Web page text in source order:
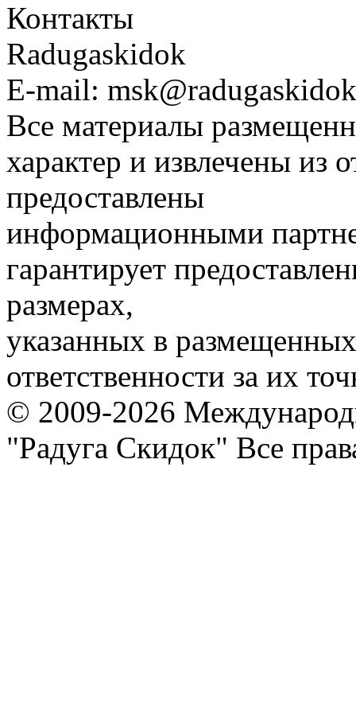
Контакты
Radugaskidok
E-mail:
Все материалы
характер и извлечены из
предоставлены
информационными
гарантирует
размерах,
указанных в
ответственности за их
© 2009-2026
"Радуга Скидок" Все